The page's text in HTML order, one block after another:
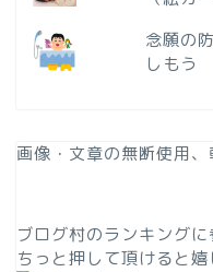
念願の
しもう
画像・文章の無断使用、
ブログ村のランキング
ちっと押して頂けると嬉